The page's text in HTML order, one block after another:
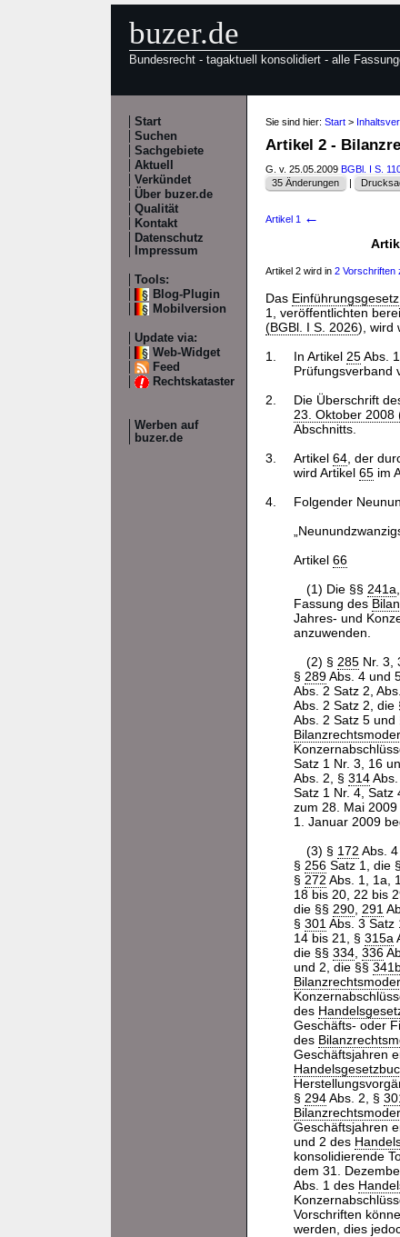
buzer.de
Bundesrecht - tagaktuell konsolidiert - alle
Start
Suchen
Sachgebiete
Aktuell
Verkündet
Über buzer.de
Qualität
Kontakt
Datenschutz
Impressum
Tools:
Blog-Plugin
Mobilversion
Update via:
Web-Widget
Feed
Rechtskataster
Werben auf
buzer.de
Sie sind hier: Start >
Artikel 2 -
G. v. 25.05.2009 BGBl. I S.
35 Änderungen
|
Artikel 1 ←
Artikel 2 wird in 2 Vorschriften
Das
1, veröffentlichten
(BGBl. I S. 2026), wird
1.
In Artikel 25Abs.
Prüfungsverband
2.
Die Überschrift
23. Oktober 2008
Abschnitts.
3.
Artikel 64, der
wird Artikel 65im
4.
Folgender
Artikel 66
(1) Die §§ 241a
Fassung des
Jahres- und
anzuwenden.
(2) § 285Nr. 3,
§ 289Abs. 4 und
Abs. 2 Satz 2,
Abs. 2 Satz 2, die
Abs. 2 Satz 5 und
Satz 1 Nr. 3, 16
Abs. 2, § 314Abs.
Satz 1 Nr. 4, Satz
zum 28. Mai
1. Januar 2009
(3) § 172 Abs.
§ 256Satz 1, die
§ 272 Abs. 1, 1a,
18 bis 20, 22 bis
die §§ 290, 291
§ 301 Abs. 3 Satz
14 bis 21, § 315a
die §§ 334, 336
und 2, die §§
des
Geschäfts- oder
des
Geschäftsjahren
§ 294Abs. 2, §
Geschäftsjahren
und 2 des
konsolidierende
dem 31.
Abs. 1 des
Vorschriften
werden, dies